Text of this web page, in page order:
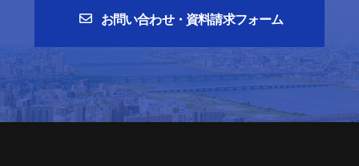
お問い合わせ・資料請求フォーム